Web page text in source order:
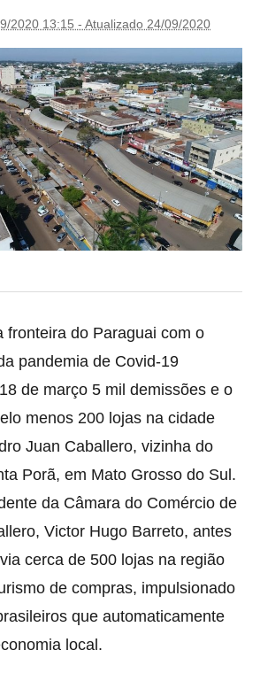
2020 13:15 - Atualizado 24/09/2020
fronteira do Paraguai com o
pandemia de Covid-19
de março 5 mil demissões e o
menos 200 lojas na cidade
Juan Caballero, vizinha do
Porã, em Mato Grosso do Sul.
da Câmara do Comércio de
Victor Hugo Barreto, antes
cerca de 500 lojas na região
de compras, impulsionado
que automaticamente
local.